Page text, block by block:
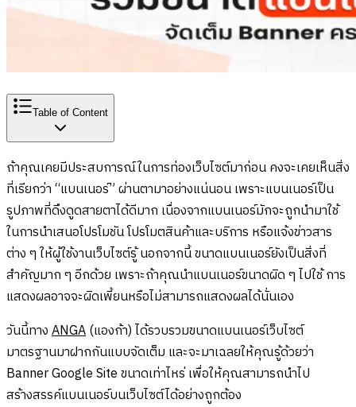
Table of Content
ถ้าคุณเคยมีประสบการณ์ในการท่องเว็บไซต์มาก่อน คงจะเคยเห็นสิ่ง
ที่เรียกว่า “แบนเนอร์” ผ่านตามาอย่างแน่นอน เพราะแบนเนอร์เป็น
รูปภาพที่ดึงดูดสายตาได้ดีมาก เนื่องจากแบนเนอร์มักจะถูกนำมาใช้
ในการนำเสนอโปรโมชัน โปรโมตสินค้าและบริการ หรือแจ้งข่าวสาร
ต่าง ๆ ให้ผู้ใช้งานเว็บไซต์รู้ นอกจากนี้ ขนาดแบนเนอร์ยังเป็นสิ่งที่
สำคัญมาก ๆ อีกด้วย เพราะถ้าคุณนำแบนเนอร์ขนาดผิด ๆ ไปใช้ การ
แสดงผลอาจจะผิดเพี้ยนหรือไม่สามารถแสดงผลได้นั่นเอง
วันนี้ทางANGA(แองก้า) ได้รวบรวมขนาดแบนเนอร์เว็บไซต์
มาตรฐานมาฝากกันแบบจัดเต็ม และจะมาเฉลยให้คุณรู้ด้วยว่า
Banner Google Site ขนาดเท่าไหร่ เพื่อให้คุณสามารถนำไป
สร้างสรรค์แบนเนอร์บนเว็บไซต์ได้อย่างถูกต้อง